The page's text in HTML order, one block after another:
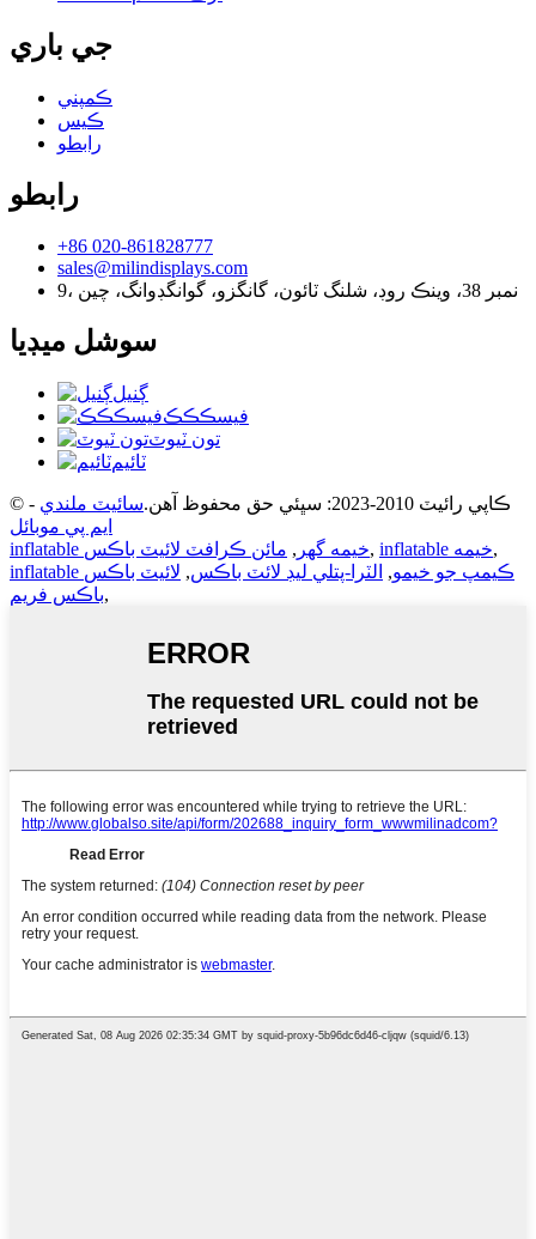
جي باري
ڪمپني
ڪيس
رابطو
رابطو
+86 020-861828777
sales@milindisplays.com
9، نمبر 38، وينڪ روڊ، شلنگ ٽائون، گانگزو، گوانگڊوانگ، چين
سوشل ميڊيا
ڳنيل
فيسڪڪڪ
تون ٽيوٽ
ٽائيم
© ڪاپي رائيٽ 2010-2023: سڀئي حق محفوظ آهن. سائيٽ ملندي -
ايم پي موبائل
inflatable خيمه گھر , مائن ڪرافٽ لائيٽ باڪس , inflatable خيمه,
inflatable ڪيمپ جو خيمو, الٽرا-پتلي ليڊ لائٽ باڪس, لائيٽ باڪس
باڪس فريم,